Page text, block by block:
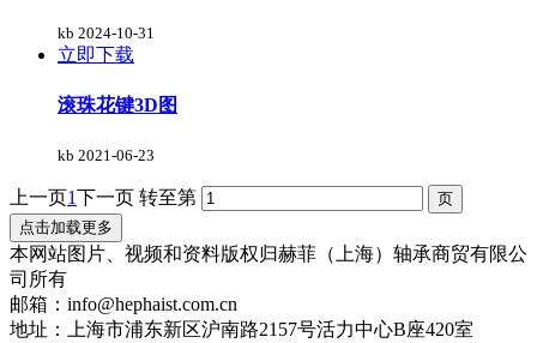
kb 2024-10-31
立即下载
滚珠花键3D图
kb 2021-06-23
上一页 1 下一页 转至第
点击加载更多
本网站图片、视频和资料版权归赫菲（上海）轴承商贸有限公
司所有
邮箱：info@hephaist.com.cn
地址：上海市浦东新区沪南路2157号活力中心B座420室